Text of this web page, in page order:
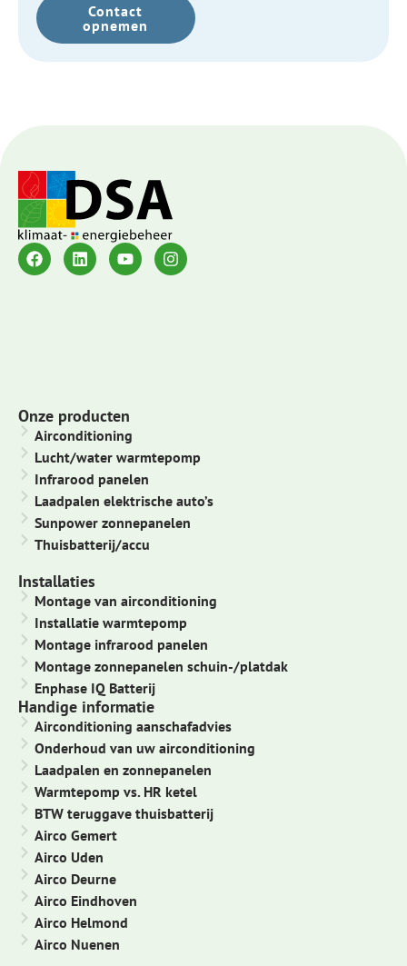
Contact
opnemen
Onze producten
Airconditioning
Lucht/water warmtepomp
Infrarood panelen
Laadpalen elektrische auto’s
Sunpower zonnepanelen
Thuisbatterij/accu
Installaties
Montage van airconditioning
Installatie warmtepomp
Montage infrarood panelen
Montage zonnepanelen schuin-/platdak
Enphase IQ Batterij
Handige informatie
Airconditioning aanschafadvies
Onderhoud van uw airconditioning
Laadpalen en zonnepanelen
Warmtepomp vs. HR ketel
BTW teruggave thuisbatterij
Airco Gemert
Airco Uden
Airco Deurne
Airco Eindhoven
Airco Helmond
Airco Nuenen